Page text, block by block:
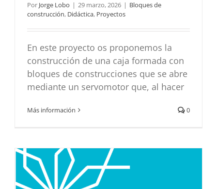
Por Jorge Lobo | 29 marzo, 2026 | Bloques de
construcción, Didáctica, Proyectos
En este proyecto os proponemos la
construcción de una caja formada con
bloques de construcciones que se abre
mediante un servomotor que, al hacer
Más información 0
Arte cinético con echidna
Didáctica